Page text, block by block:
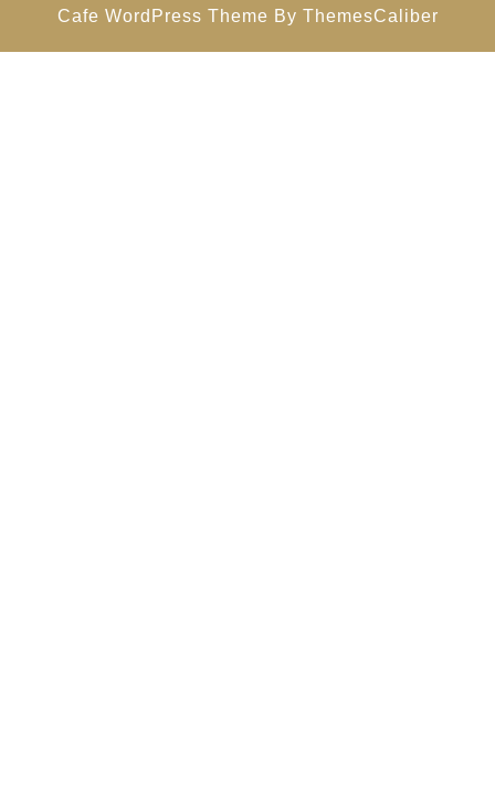
Cafe WordPress Theme By ThemesCaliber